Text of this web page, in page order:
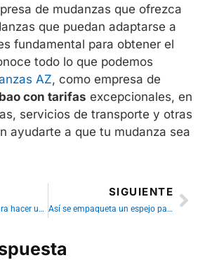
de mudanzas que ofrezca
que puedan adaptarse a
fundamental para obtener el
todo lo que podemos
AZ, como empresa de
con tarifas excepcionales, en
servicios de transporte y otras
ayudarte a que tu mudanza sea
Consejos básicos para hacer una mudanza local en Bilbao
SIGUIENTE
Así se empaqueta un espejo para una mudanza